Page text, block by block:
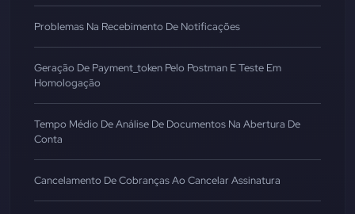
Problemas Na Recebimento De Notificações
Geração De Payment_token Pelo Postman E Teste Em
Homologação
Tempo Médio De Análise De Documentos Na Abertura De
Conta
Cancelamento De Cobranças Ao Cancelar Assinatura